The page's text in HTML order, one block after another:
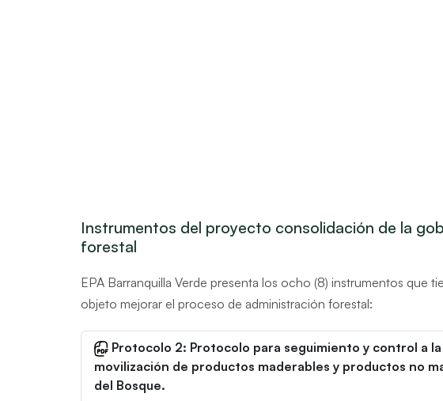
Instrumentos del proyecto consolidación de la
forestal
EPA Barranquilla Verde presenta los ocho (8) instrumentos que
objeto mejorar el proceso de administración forestal:
Protocolo 2: Protocolo para seguimiento y control a la
movilización de productos maderables y productos no
del Bosque.